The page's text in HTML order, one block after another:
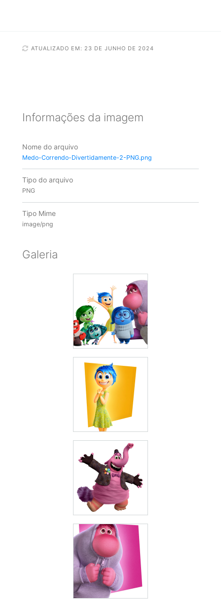
ATUALIZADO EM: 23 DE JUNHO DE 2024
Informações da imagem
Nome do arquivo
Medo-Correndo-Divertidamente-2-PNG.png
Tipo do arquivo
PNG
Tipo Mime
image/png
Galeria